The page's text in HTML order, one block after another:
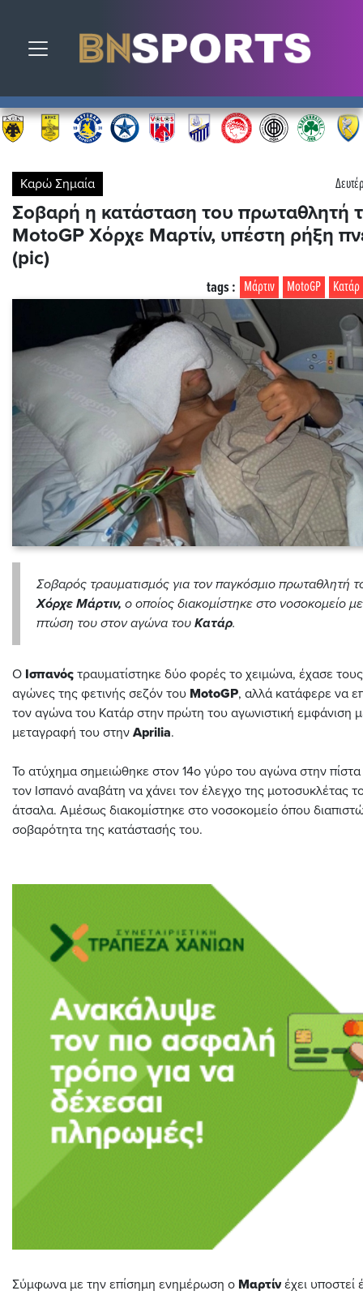
Toggle navigation
Καρώ Σημαία
Σοβαρή η κατάσταση του πρωταθλητή
MotoGP Χόρχε Μαρτίν, υπέστη ρήξη
(pic)
Κατάρ
MotoGP
Μάρτιν
tags :
Σοβαρός τραυματισμός για τον παγκόσμιο πρωταθλητή
Χόρχε Μάρτιν, ο οποίος διακομίστηκε στο νοσοκομείο
πτώση του στον αγώνα του Κατάρ.
Ο Ισπανός τραυματίστηκε δύο φορές το χειμώνα, έχασε
αγώνες της φετινής σεζόν του MotoGP, αλλά κατάφερε να
τον αγώνα του Κατάρ στην πρώτη του αγωνιστική εμφάνιση
μεταγραφή του στην Aprilia.
Το ατύχημα σημειώθηκε στον 14ο γύρο του αγώνα στην πίστα
τον Ισπανό αναβάτη να χάνει τον έλεγχο της μοτοσυκλέτας
άτσαλα. Αμέσως διακομίστηκε στο νοσοκομείο όπου
σοβαρότητα της κατάστασής του.
Σύμφωνα με την επίσημη ενημέρωση ο Μαρτίν έχει υποστεί